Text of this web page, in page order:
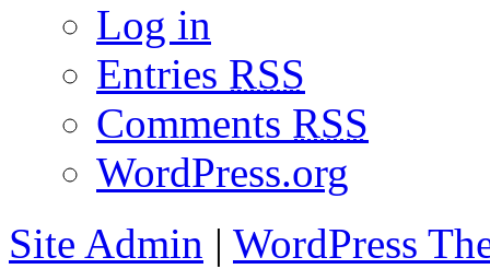
Log in
Entries RSS
Comments RSS
WordPress.org
Site Admin | WordPress